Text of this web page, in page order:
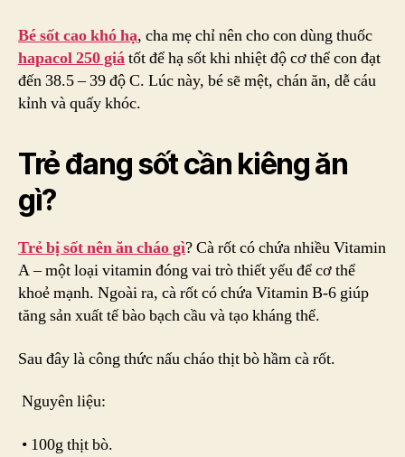
Bé sốt cao khó hạ, cha mẹ chỉ nên cho con dùng thuốc
hapacol 250 giátốt để hạ sốt khi nhiệt độ cơ thể con đạt
đến 38.5 – 39 độ C. Lúc này, bé sẽ mệt, chán ăn, dễ cáu
kỉnh và quấy khóc.
Trẻ đang sốt cần kiêng ăn
gì?
Trẻ bị sốt nên ăn cháo gì? Cà rốt có chứa nhiều Vitamin
A – một loại vitamin đóng vai trò thiết yếu để cơ thể
khoẻ mạnh. Ngoài ra, cà rốt có chứa Vitamin B-6 giúp
tăng sản xuất tế bào bạch cầu và tạo kháng thể.
Sau đây là công thức nấu cháo thịt bò hầm cà rốt.
Nguyên liệu:
• 100g thịt bò.